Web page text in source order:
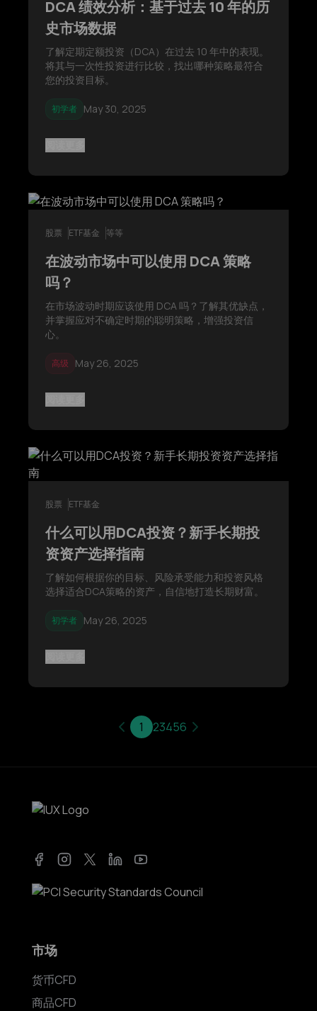
DCA 绩效分析：基于过去 10 年的历
史市场数据
了解定期定额投资（DCA）在过去 10 年中的表现。
将其与一次性投资进行比较，找出哪种策略最符合
您的投资目标。
初学者 May 30, 2025
股票 ETF基金 等等
在波动市场中可以使用 DCA 策略
吗？
在市场波动时期应该使用 DCA 吗？了解其优缺点，
并掌握应对不确定时期的聪明策略，增强投资信
心。
高级 May 26, 2025
股票 ETF基金
什么可以用DCA投资？新手长期投
资资产选择指南
了解如何根据你的目标、风险承受能力和投资风格
选择适合DCA策略的资产，自信地打造长期财富。
初学者 May 26, 2025
1 23456
市场
货币CFD
商品CFD